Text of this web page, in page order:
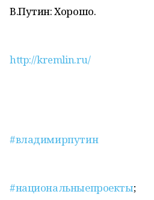
В.Путин: Хорошо.
http://kremlin.ru/
#владимирпутин
#национальныепроекты;